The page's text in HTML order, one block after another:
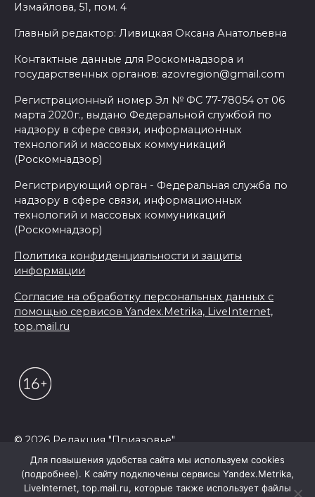
Измайлова, 51, пом. 4
Главный редактор: Ливицкая Оксана Анатольевна
Контактные данные для Роскомнадзора и
государственных органов: azovregion@gmail.com
Регистрационный номер Эл № ФС 77-78054 от 06
марта 2020г., выдано Федеральной службой по
надзору в сфере связи, информационных
технологий и массовых коммуникаций
(Роскомнадзор)
Регистрирующий орган - Федеральная служба по
надзору в сфере связи, информационных
технологий и массовых коммуникаций
(Роскомнадзор)
Политика конфиденциальности и защиты
информации
Согласие на обработку персональных данных с
помощью сервисов Yandex.Metrika, LiveInternet,
top.mail.ru
© 2026 Редакция "Приазовье"
Для повышения удобства сайта мы используем cookies
(подробнее). К сайту подключены сервисы Yandex.Metrika,
LiveInternet, top.mail.ru, которые также использует файлы